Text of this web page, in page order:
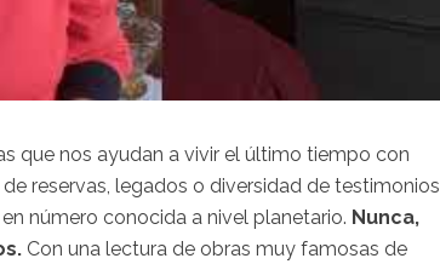
que nos ayudan a vivir el último tiempo con
reservas, legados o diversidad de testimonios
número conocida a nivel planetario. Nunca,
Con una lectura de obras muy famosas de